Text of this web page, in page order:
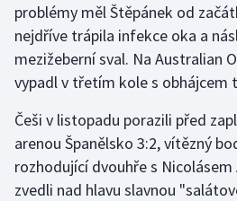
problémy měl Štěpánek od
nejdříve trápila infekce oka a
mezižeberní sval. Na Australian
vypadl v třetím kole s obhájcem
Češi v listopadu porazili před
arenou Španělsko 3:2, vítězný
rozhodující dvouhře s
zvedli nad hlavu slavnou